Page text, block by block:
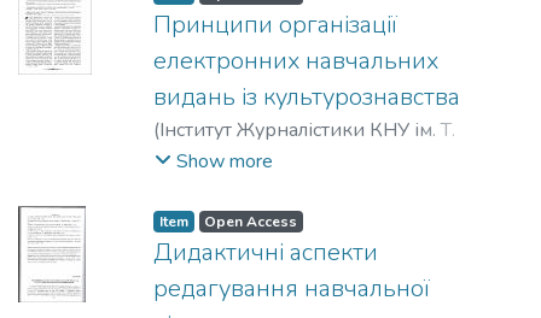
Принципи організації
електронних навчальних
видань із культурознавства
(Інститут Журналістики КНУ ім. Т.
Шевченка,2008
Show more
Item Open Access
Дидактичні аспекти
редагування навчальної